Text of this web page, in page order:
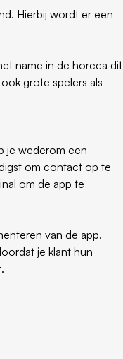
Hierbij wordt er een
name in de horeca dit
grote spelers als
je wederom een
om contact op te
om de app te
van de app.
je klant hun